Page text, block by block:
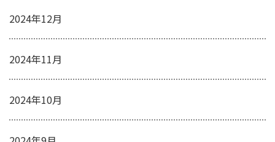
2024年12月
2024年11月
2024年10月